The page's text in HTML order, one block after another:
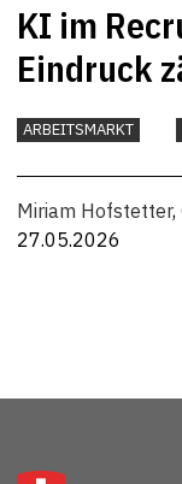
KI im
Eindruck
ARBEITSMARKT
Miriam Hofstetter,
27.05.2026